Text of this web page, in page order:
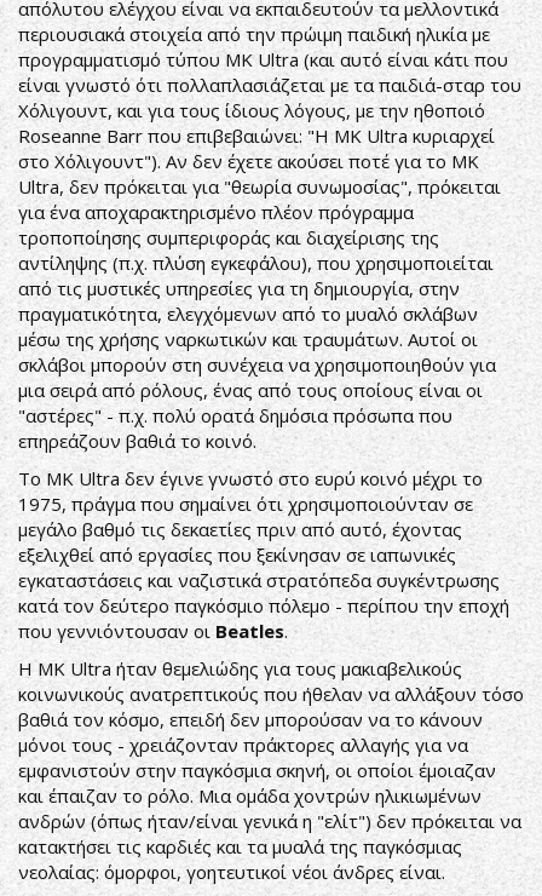
απόλυτου ελέγχου είναι να εκπαιδευτούν τα μελλοντικά
περιουσιακά στοιχεία από την πρώιμη παιδική ηλικία με
προγραμματισμό τύπου MK Ultra (και αυτό είναι κάτι που
είναι γνωστό ότι πολλαπλασιάζεται με τα παιδιά-σταρ του
Χόλιγουντ, και για τους ίδιους λόγους, με την ηθοποιό
Roseanne Barr που επιβεβαιώνει: "Η MK Ultra κυριαρχεί
στο Χόλιγουντ"). Αν δεν έχετε ακούσει ποτέ για το MK
Ultra, δεν πρόκειται για "θεωρία συνωμοσίας", πρόκειται
για ένα αποχαρακτηρισμένο πλέον πρόγραμμα
τροποποίησης συμπεριφοράς και διαχείρισης της
αντίληψης (π.χ. πλύση εγκεφάλου), που χρησιμοποιείται
από τις μυστικές υπηρεσίες για τη δημιουργία, στην
πραγματικότητα, ελεγχόμενων από το μυαλό σκλάβων
μέσω της χρήσης ναρκωτικών και τραυμάτων. Αυτοί οι
σκλάβοι μπορούν στη συνέχεια να χρησιμοποιηθούν για
μια σειρά από ρόλους, ένας από τους οποίους είναι οι
"αστέρες" - π.χ. πολύ ορατά δημόσια πρόσωπα που
επηρεάζουν βαθιά το κοινό.
Το MK Ultra δεν έγινε γνωστό στο ευρύ κοινό μέχρι το
1975, πράγμα που σημαίνει ότι χρησιμοποιούνταν σε
μεγάλο βαθμό τις δεκαετίες πριν από αυτό, έχοντας
εξελιχθεί από εργασίες που ξεκίνησαν σε ιαπωνικές
εγκαταστάσεις και ναζιστικά στρατόπεδα συγκέντρωσης
κατά τον δεύτερο παγκόσμιο πόλεμο - περίπου την εποχή
που γεννιόντουσαν οιBeatles.
Η MK Ultra ήταν θεμελιώδης για τους μακιαβελικούς
κοινωνικούς ανατρεπτικούς που ήθελαν να αλλάξουν τόσο
βαθιά τον κόσμο, επειδή δεν μπορούσαν να το κάνουν
μόνοι τους - χρειάζονταν πράκτορες αλλαγής για να
εμφανιστούν στην παγκόσμια σκηνή, οι οποίοι έμοιαζαν
και έπαιζαν το ρόλο. Μια ομάδα χοντρών ηλικιωμένων
ανδρών (όπως ήταν/είναι γενικά η "ελίτ") δεν πρόκειται να
κατακτήσει τις καρδιές και τα μυαλά της παγκόσμιας
νεολαίας: όμορφοι, γοητευτικοί νέοι άνδρες είναι.